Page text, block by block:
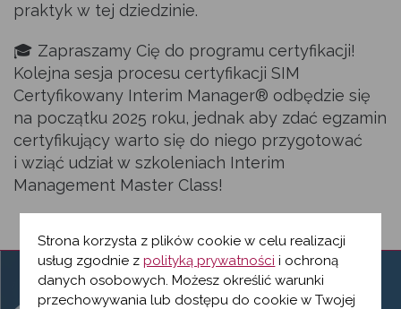
praktyk w tej dziedzinie.
🎓 Zapraszamy Cię do programu certyfikacji!
Kolejna sesja procesu certyfikacji SIM
Certyfikowany Interim Manager® odbędzie się
na początku 2025 roku, jednak aby zdać egzamin
certyfikujący warto się do niego przygotować
i wziąć udział w szkoleniach Interim
Management Master Class!
Strona korzysta z plików cookie w celu realizacji
usług zgodnie zpolityką prywatności i ochroną
danych osobowych. Możesz określić warunki
przechowywania lub dostępu do cookie w Twojej